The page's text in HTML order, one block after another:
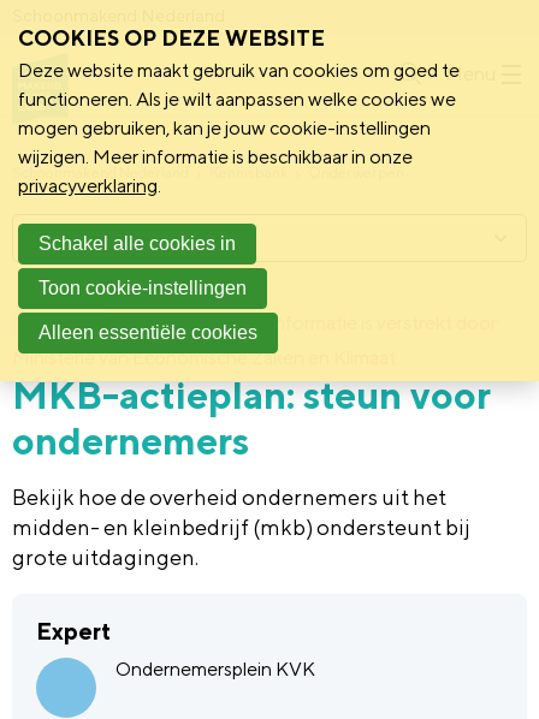
Menu
Schoonmakend Nederland
Achtergrond 28 juni 2018 Deze informatie is verstrekt door:
Ministerie van Economische Zaken en Klimaat
MKB-actieplan: steun voor
ondernemers
Bekijk hoe de overheid ondernemers uit het
midden- en kleinbedrijf (mkb) ondersteunt bij
grote uitdagingen.
Expert
Ondernemersplein KVK
Menu
COOKIES OP DEZE WEBSITE
Deze website maakt gebruik van cookies om goed te
functioneren. Als je wilt aanpassen welke cookies we
mogen gebruiken, kan je jouw cookie-instellingen
wijzigen. Meer informatie is beschikbaar in onze
privacyverklaring.
Schakel alle cookies in
Toon cookie-instellingen
Alleen essentiële cookies